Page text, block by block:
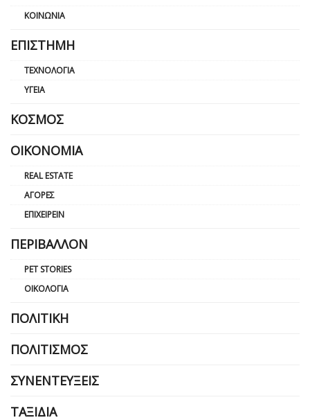
ΚΟΙΝΩΝΊΑ
ΕΠΙΣΤΉΜΗ
ΤΕΧΝΟΛΟΓΊΑ
ΥΓΕΊΑ
ΚΌΣΜΟΣ
ΟΙΚΟΝΟΜΊΑ
REAL ESTATE
ΑΓΟΡΈΣ
ΕΠΙΧΕΙΡΕΊΝ
ΠΕΡΙΒΆΛΛΟΝ
PET STORIES
ΟΙΚΟΛΟΓΊΑ
ΠΟΛΙΤΙΚΉ
ΠΟΛΙΤΙΣΜΌΣ
ΣΥΝΕΝΤΕΎΞΕΙΣ
ΤΑΞΊΔΙΑ